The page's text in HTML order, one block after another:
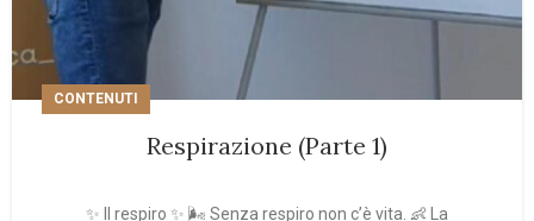
CONTENUTI
Respirazione (Parte 1)
✨ Il respiro ✨ 🌬 Senza respiro non c’è vita. 👶 La